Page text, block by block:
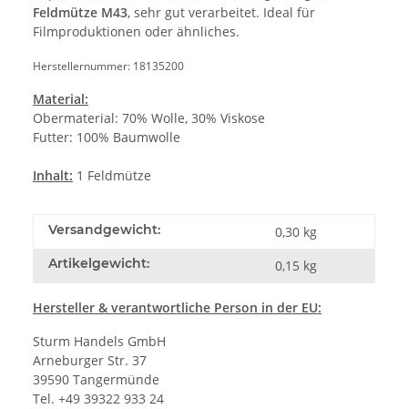
Feldmütze M43, sehr gut verarbeitet. Ideal für
Filmproduktionen oder ähnliches.
Herstellernummer: 18135200
Material:
Obermaterial: 70% Wolle, 30% Viskose
Futter: 100% Baumwolle
Inhalt: 1 Feldmütze
Versandgewicht: 0,30 kg
Artikelgewicht: 0,15 kg
Hersteller & verantwortliche Person in der EU:
Sturm Handels GmbH
Arneburger Str. 37
39590 Tangermünde
Tel. +49 39322 933 24